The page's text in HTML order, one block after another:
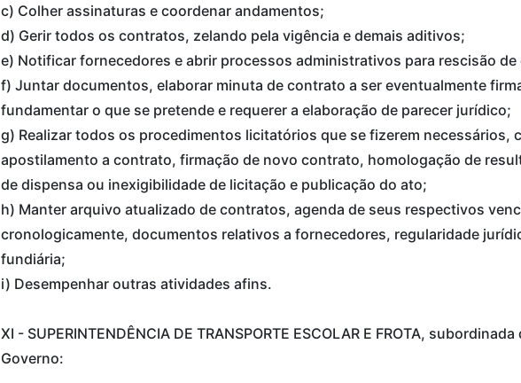
c) Colher assinaturas e coordenar andamentos;
d) Gerir todos os contratos, zelando pela vigência e demais aditivos;
e) Notificar fornecedores e abrir processos administrativos para rescisão
f) Juntar documentos, elaborar minuta de contrato a ser eventualmente
fundamentar o que se pretende e requerer a elaboração de parecer jurídico;
g) Realizar todos os procedimentos licitatórios que se fizerem necessários,
apostilamento a contrato, firmação de novo contrato, homologação de
de dispensa ou inexigibilidade de licitação e publicação do ato;
h) Manter arquivo atualizado de contratos, agenda de seus respectivos
cronologicamente, documentos relativos a fornecedores, regularidade
fundiária;
i) Desempenhar outras atividades afins.
XI - SUPERINTENDÊNCIA DE TRANSPORTE ESCOLAR E FROTA,
Governo: